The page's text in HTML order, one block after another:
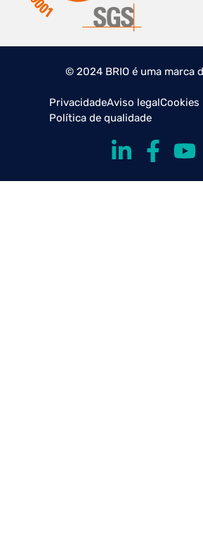
© 2024 BRIO é uma marca
PrivacidadeAviso legalCookies
Política de qualidade